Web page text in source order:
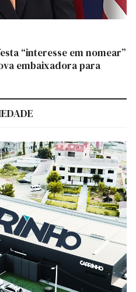
“interesse em nomear”
embaixadora para